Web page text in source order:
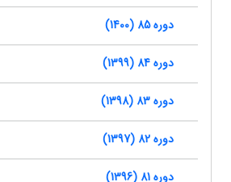
دوره 85 (1400)
دوره 84 (1399)
دوره 83 (1398)
دوره 82 (1397)
دوره 81 (1396)